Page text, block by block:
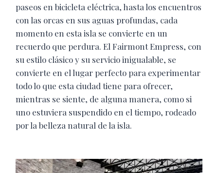
paseos en bicicleta eléctrica, hasta los encuentros
con las orcas en sus aguas profundas, cada
momento en esta isla se convierte en un
recuerdo que perdura. El Fairmont Empress, con
su estilo clásico y su servicio inigualable, se
convierte en el lugar perfecto para experimentar
todo lo que esta ciudad tiene para ofrecer,
mientras se siente, de alguna manera, como si
uno estuviera suspendido en el tiempo, rodeado
por la belleza natural de la isla.